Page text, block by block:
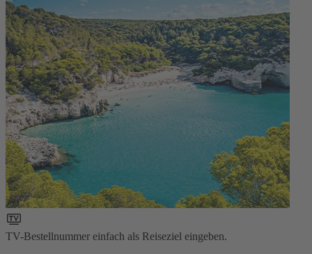
TV-Bestellnummer einfach als Reiseziel eingeben.